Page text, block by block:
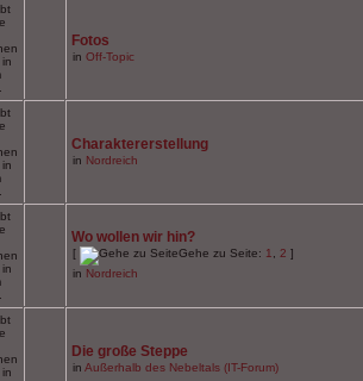
Fotos
in Off-Topic
Charaktererstellung
in Nordreich
Wo wollen wir hin?
[ Gehe zu Seite: 1 2 ]
in Nordreich
Die große Steppe
in Außerhalb des Nebeltals (IT-Forum)